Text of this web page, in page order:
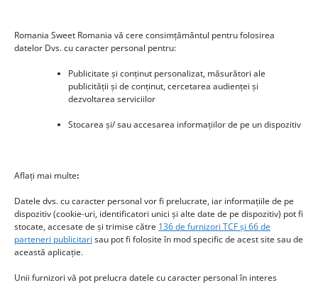
Romania Sweet Romania vă cere consimțământul pentru folosirea
datelor Dvs. cu caracter personal pentru:
Publicitate și conținut personalizat, măsurători ale
publicității și de conținut, cercetarea audienței și
dezvoltarea serviciilor
Stocarea și/ sau accesarea informațiilor de pe un dispozitiv
Aflați mai multe:
Datele dvs. cu caracter personal vor fi prelucrate, iar informațiile de pe
dispozitiv (cookie-uri, identificatori unici și alte date de pe dispozitiv) pot fi
stocate, accesate de și trimise către 136 de furnizori TCF și 66 de
parteneri publicitari sau pot fi folosite în mod specific de acest site sau de
această aplicație.
Unii furnizori vă pot prelucra datele cu caracter personal în interes